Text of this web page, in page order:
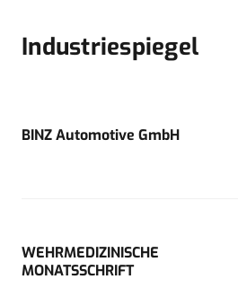
Industriespiegel
BINZ Automotive GmbH
WEHRMEDIZINISCHE
MONATSSCHRIFT